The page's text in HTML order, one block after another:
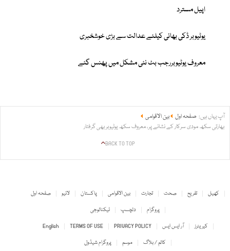
اپیل مسترد
یوٹیوبر ڈکی بھائی کیلئے عدالت سے بڑی خوشخبری
معروف یوٹیوبررجب بٹ نئی مشکل میں پھنس گئے
آپ یہاں ہیں: صفحہ اول
بین الاقوامی
بھارتی سکھ مودی سرکار کے نشانے پر، معروف سکھ یوٹیوبر بھی گرفتار
BACK TO TOP
صفحہ اول لائیو پاکستان بین الاقوامی تجارت صحت تفریح
کھیل
ٹیکنالوجی
دلچسپ
پروگرام
English
TERMS OF USE PRIVACY POLICY آر ایس ایس
کیریئرز
پروگرام شیڈول
موسم کالم / بلاگ